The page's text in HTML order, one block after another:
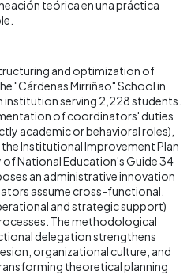
teórica en una práctica
and optimization of
"Cárdenas Mirriñao" School in
institution serving 2,228 students.
of coordinators' duties
academic or behavioral roles),
Institutional Improvement Plan
of National Education's Guide 34
an administrative innovation
assume cross-functional,
and strategic support)
The methodological
delegation strengthens
organizational culture, and
theoretical planning